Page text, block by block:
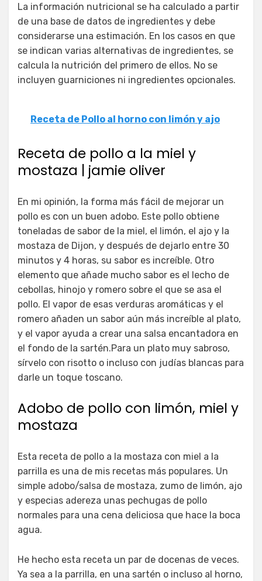
La información nutricional se ha calculado a partir
de una base de datos de ingredientes y debe
considerarse una estimación. En los casos en que
se indican varias alternativas de ingredientes, se
calcula la nutrición del primero de ellos. No se
incluyen guarniciones ni ingredientes opcionales.
Receta de Pollo al horno con limón y ajo
Receta de pollo a la miel y
mostaza | jamie oliver
En mi opinión, la forma más fácil de mejorar un
pollo es con un buen adobo. Este pollo obtiene
toneladas de sabor de la miel, el limón, el ajo y la
mostaza de Dijon, y después de dejarlo entre 30
minutos y 4 horas, su sabor es increíble. Otro
elemento que añade mucho sabor es el lecho de
cebollas, hinojo y romero sobre el que se asa el
pollo. El vapor de esas verduras aromáticas y el
romero añaden un sabor aún más increíble al plato,
y el vapor ayuda a crear una salsa encantadora en
el fondo de la sartén.Para un plato muy sabroso,
sírvelo con risotto o incluso con judías blancas para
darle un toque toscano.
Adobo de pollo con limón, miel y
mostaza
Esta receta de pollo a la mostaza con miel a la
parrilla es una de mis recetas más populares. Un
simple adobo/salsa de mostaza, zumo de limón, ajo
y especias adereza unas pechugas de pollo
normales para una cena deliciosa que hace la boca
agua.
He hecho esta receta un par de docenas de veces.
Ya sea a la parrilla, en una sartén o incluso al horno,